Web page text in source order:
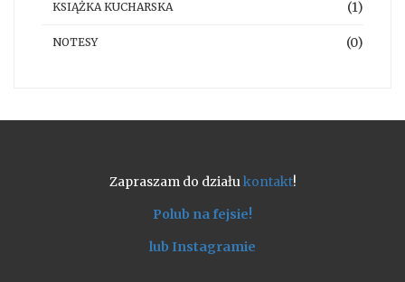
KSIĄŻKA KUCHARSKA (1)
NOTESY (0)
Zapraszam do działukontakt!
Polub na fejsie!
lub Instagramie